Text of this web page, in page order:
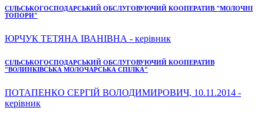
СІЛЬСЬКОГОСПОДАРСЬКИЙ ОБСЛУГОВУЮЧИЙ КООПЕРАТИВ "МОЛОЧНІ
ТОПОРИ"
ЮРЧУК ТЕТЯНА ІВАНІВНА - керівник
СІЛЬСЬКОГОСПОДАРСЬКИЙ ОБСЛУГОВУЮЧИЙ КООПЕРАТИВ
"ВОЛИНКІВСЬКА МОЛОЧАРСЬКА СПІЛКА"
ПОТАПЕНКО СЕРГІЙ ВОЛОДИМИРОВИЧ, 10.11.2014 -
керівник